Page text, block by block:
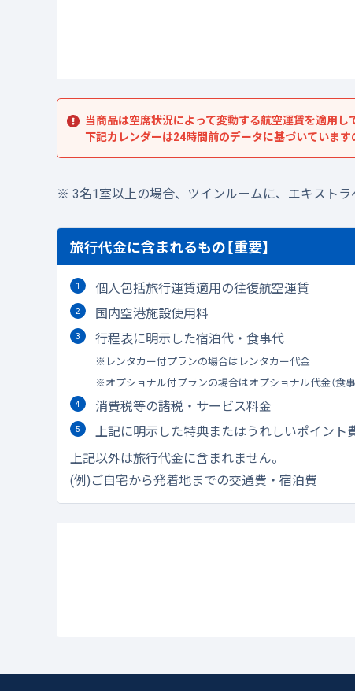
当商品は空席状況によって変動する航空運賃を適用し
下記カレンダーは24時間前のデータに基づいていま
3名1室以上の場合、ツインルームに、エキスト
旅行代金に含まれるもの【重要】
個人包括旅行運賃適用の往復航空運賃
国内空港施設使用料
行程表に明示した宿泊代・食事代
レンタカー付プランの場合はレンタカー代金
オプショナル付プランの場合はオプショナル代金（食
消費税等の諸税・サービス料金
上記に明示した特典またはうれしいポイント
上記以外は旅行代金に含まれません。
(例)ご自宅から発着地までの交通費・宿泊費